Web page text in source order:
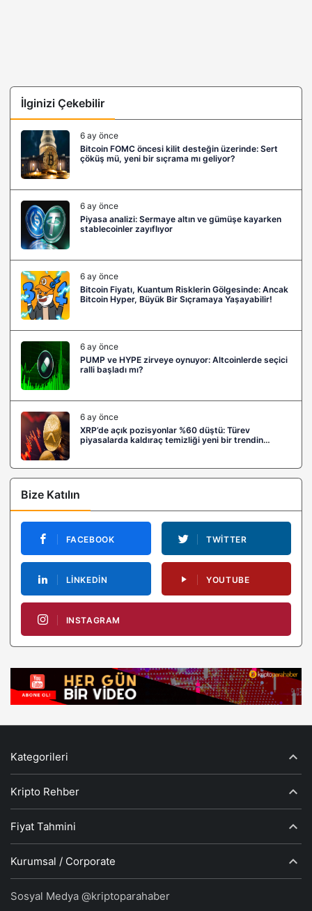
İlginizi Çekebilir
6 ay önce
Bitcoin FOMC öncesi kilit desteğin üzerinde: Sert
çöküş mü, yeni bir sıçrama mı geliyor?
6 ay önce
Piyasa analizi: Sermaye altın ve gümüşe kayarken
stablecoinler zayıflıyor
6 ay önce
Bitcoin Fiyatı, Kuantum Risklerin Gölgesinde: Ancak
Bitcoin Hyper, Büyük Bir Sıçramaya Yaşayabilir!
6 ay önce
PUMP ve HYPE zirveye oynuyor: Altcoinlerde seçici
ralli başladı mı?
6 ay önce
XRP’de açık pozisyonlar %60 düştü: Türev
piyasalarda kaldıraç temizliği yeni bir trendin
Bize Katılın
FACEBOOK TWITTER
LINKEDIN YOUTUBE
INSTAGRAM
Kategorileri
Kripto Rehber
Fiyat Tahmini
Kurumsal / Corporate
Sosyal Medya @kriptoparahaber